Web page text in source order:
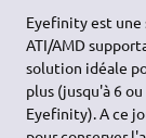
Eyefinity est
ATI/AMD
solution idéale
plus (jusqu'à 6
Eyefinity). A ce